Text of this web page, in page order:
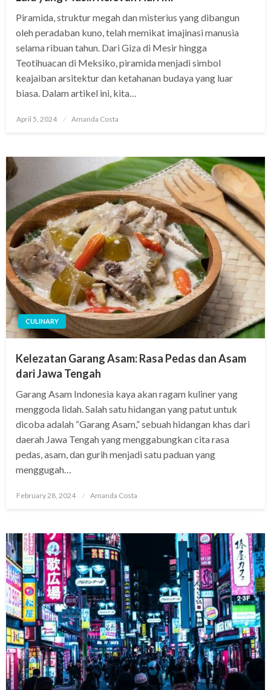
Piramida, struktur megah dan misterius yang dibangun
oleh peradaban kuno, telah memikat imajinasi manusia
selama ribuan tahun. Dari Giza di Mesir hingga
Teotihuacan di Meksiko, piramida menjadi simbol
keajaiban arsitektur dan ketahanan budaya yang luar
biasa. Dalam artikel ini, kita…
Posted
April 5, 2024 Amanda Costa
CULINARY
Kelezatan Garang Asam: Rasa Pedas dan Asam
dari Jawa Tengah
Garang Asam Indonesia kaya akan ragam kuliner yang
menggoda lidah. Salah satu hidangan yang patut untuk
dicoba adalah “Garang Asam,” sebuah hidangan khas dari
daerah Jawa Tengah yang menggabungkan cita rasa
pedas, asam, dan gurih menjadi satu paduan yang
menggugah…
Posted
February 28, 2024 Amanda Costa